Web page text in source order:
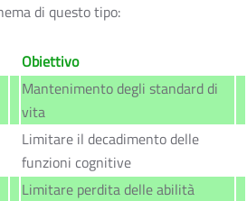
di questo tipo:
Obiettivo
Mantenimento degli standard di
vita
Limitare il decadimento delle
funzioni cognitive
Limitare perdita delle abilità